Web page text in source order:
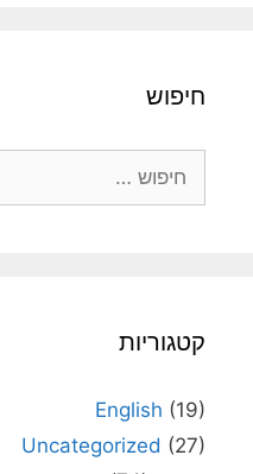
חיפוש
קטגוריות
English (19)
Uncategorized (27)